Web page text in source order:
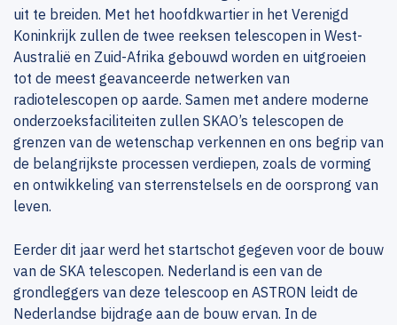
uit te breiden. Met het hoofdkwartier in het Verenigd
Koninkrijk zullen de twee reeksen telescopen in West-
Australië en Zuid-Afrika gebouwd worden en uitgroeien
tot de meest geavanceerde netwerken van
radiotelescopen op aarde. Samen met andere moderne
onderzoeksfaciliteiten zullen SKAO’s telescopen de
grenzen van de wetenschap verkennen en ons begrip van
de belangrijkste processen verdiepen, zoals de vorming
en ontwikkeling van sterrenstelsels en de oorsprong van
leven.
Eerder dit jaar werd het startschot gegeven voor de bouw
van de SKA telescopen. Nederland is een van de
grondleggers van deze telescoop en ASTRON leidt de
Nederlandse bijdrage aan de bouw ervan. In de